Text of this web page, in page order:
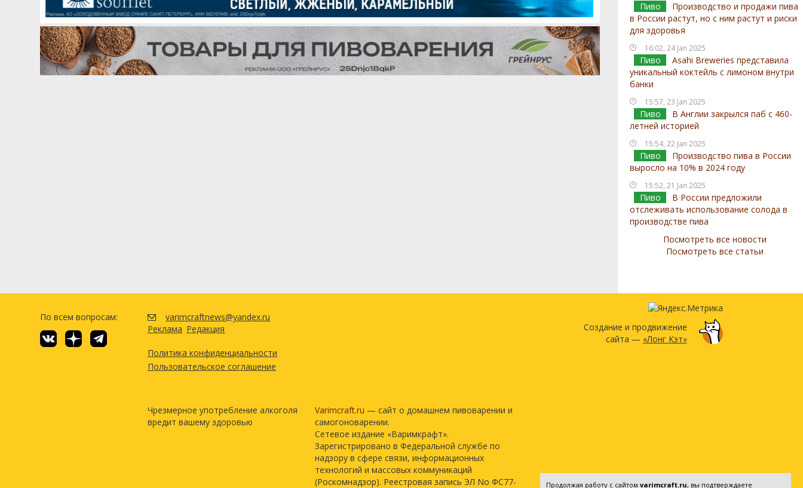
Пиво
Производство и продажи пива
в России растут, но с ним растут и риски
для здоровья
16:02, 24 Jan 2025
Пиво
Asahi Breweries представила
уникальный коктейль с лимоном внутри
банки
15:57, 23 Jan 2025
Пиво
В Англии закрылся паб с 460-
летней историей
15:54, 22 Jan 2025
Пиво
Производство пива в России
выросло на 10% в 2024 году
15:52, 21 Jan 2025
Пиво
В России предложили
отслеживать использование солода в
производстве пива
Посмотреть все новости
Посмотреть все статьи
По всем вопросам:
varimcraftnews@yandex.ru
Реклама Редакция
Политика конфиденциальности
Пользовательское соглашение
Чрезмерное употребление алкоголя
вредит вашему здоровью
Varimcraft.ru — сайт о домашнем пивоварении и
самогоноварении.
Сетевое издание «Варимкрафт».
Зарегистрировано в Федеральной службе по
надзору в сфере связи, информационных
технологий и массовых коммуникаций
(Роскомнадзор). Реестровая запись ЭЛ No ФС77-
Создание и продвижение
сайта — «Лонг Кэт»
Продолжая работу с сайтом varimcraft.ru, вы подтверждаете